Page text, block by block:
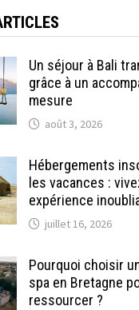
Un séjour à Bali
grâce à un
mesure
août 3, 2026
Hébergements
les vacances :
expérience
juillet 16, 2026
Pourquoi choisir
spa en Bretagne
ressourcer ?